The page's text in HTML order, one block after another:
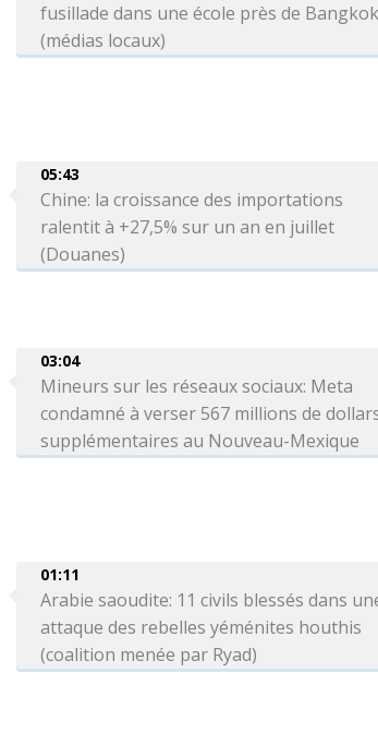
fusillade dans une école près de
(médias locaux)
05:43
Chine: la croissance des importations
ralentit à +27,5% sur un an en juillet
(Douanes)
03:04
Mineurs sur les réseaux sociaux: Meta
condamné à verser 567 millions de
supplémentaires au Nouveau-Mexique
01:11
Arabie saoudite: 11 civils blessés dans
attaque des rebelles yéménites houthis
(coalition menée par Ryad)